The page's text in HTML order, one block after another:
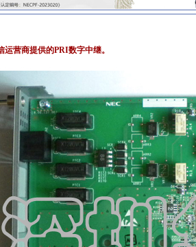
营商提供的PRI数字中继。